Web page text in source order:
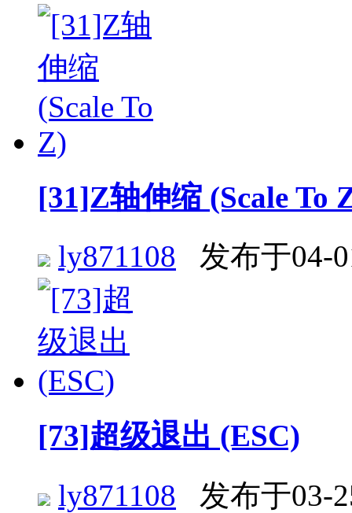
[31]Z轴伸缩 (Scale To
ly871108 发布于04-
[73]超级退出 (ESC)
ly871108 发布于03-